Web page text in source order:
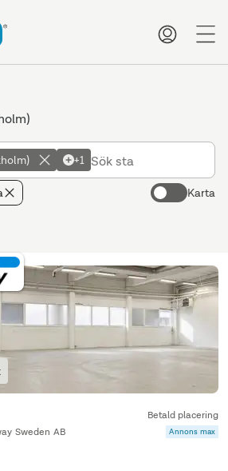
+1
Karta
Betald placering
Sweden AB
Annons max